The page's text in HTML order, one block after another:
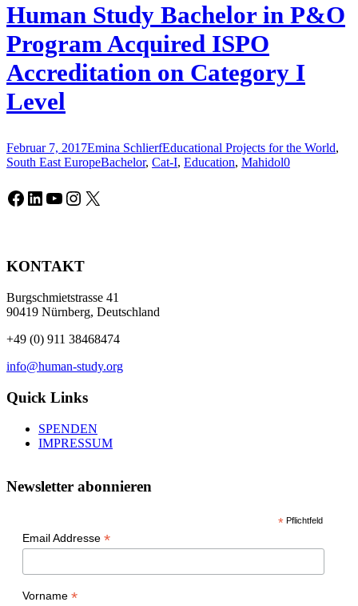
Human Study Bachelor in P&O
Program Acquired ISPO
Accreditation on Category I
Level
Februar 7, 2017Emina SchlierfEducational Projects for the World,
South East EuropeBachelor, Cat-I, Education, Mahidol0
Facebook
LinkedIn
YouTube
Instagram
X
KONTAKT
Burgschmietstrasse 41
90419 Nürnberg, Deutschland
+49 (0) 911 38468474
info@human-study.org
Quick Links
SPENDEN
IMPRESSUM
Newsletter abonnieren
* Pflichtfeld
Email Addresse *
Vorname *